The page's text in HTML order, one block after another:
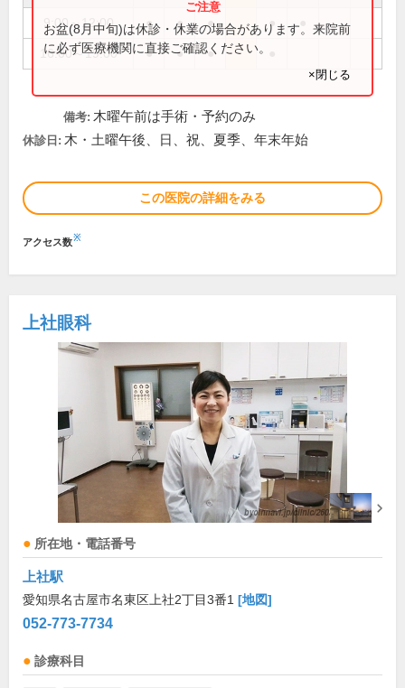
9:00～12:00 ● ● ● ●
16:00～19:00 ● ● ●
お盆(8月中旬)は休診・休業の場合があります。来院前
に必ず医療機関に直接ご確認ください。
×閉じる
備考: 木曜午前は手術・予約のみ
休診日: 木・土曜午後、日、祝、夏季、年末年始
この医院の詳細をみる
アクセス数※
上社眼科
所在地・電話番号
上社駅
愛知県名古屋市名東区上社2丁目3番1 [地図]
052-773-7734
診療科目